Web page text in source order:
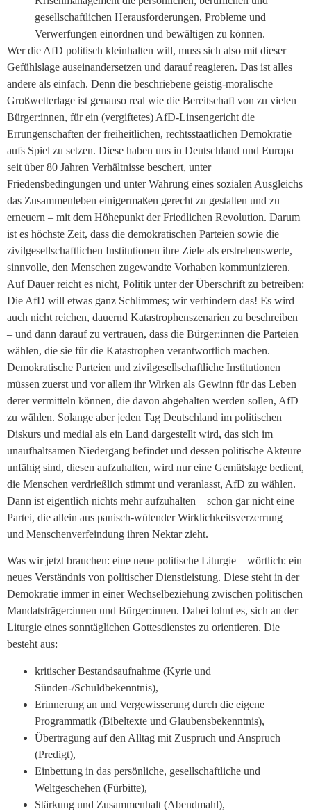
gesellschaftlichen Herausforderungen, Probleme und
Verwerfungen einordnen und bewältigen zu können.
Wer die AfD politisch kleinhalten will, muss sich also mit dieser
Gefühlslage auseinandersetzen und darauf reagieren. Das ist alles
andere als einfach. Denn die beschriebene geistig-moralische
Großwetterlage ist genauso real wie die Bereitschaft von zu vielen
Bürger:innen, für ein (vergiftetes) AfD-Linsengericht die
Errungenschaften der freiheitlichen, rechtsstaatlichen Demokratie
aufs Spiel zu setzen. Diese haben uns in Deutschland und Europa
seit über 80 Jahren Verhältnisse beschert, unter
Friedensbedingungen und unter Wahrung eines sozialen Ausgleichs
das Zusammenleben einigermaßen gerecht zu gestalten und zu
erneuern – mit dem Höhepunkt der Friedlichen Revolution. Darum
ist es höchste Zeit, dass die demokratischen Parteien sowie die
zivilgesellschaftlichen Institutionen ihre Ziele als erstrebenswerte,
sinnvolle, den Menschen zugewandte Vorhaben kommunizieren.
Auf Dauer reicht es nicht, Politik unter der Überschrift zu betreiben:
Die AfD will etwas ganz Schlimmes; wir verhindern das! Es wird
auch nicht reichen, dauernd Katastrophenszenarien zu beschreiben
– und dann darauf zu vertrauen, dass die Bürger:innen die Parteien
wählen, die sie für die Katastrophen verantwortlich machen.
Demokratische Parteien und zivilgesellschaftliche Institutionen
müssen zuerst und vor allem ihr Wirken als Gewinn für das Leben
derer vermitteln können, die davon abgehalten werden sollen, AfD
zu wählen. Solange aber jeden Tag Deutschland im politischen
Diskurs und medial als ein Land dargestellt wird, das sich im
unaufhaltsamen Niedergang befindet und dessen politische Akteure
unfähig sind, diesen aufzuhalten, wird nur eine Gemütslage bedient,
die Menschen verdrießlich stimmt und veranlasst, AfD zu wählen.
Dann ist eigentlich nichts mehr aufzuhalten – schon gar nicht eine
Partei, die allein aus panisch-wütender Wirklichkeitsverzerrung
und Menschenverfeindung ihren Nektar zieht.
Was wir jetzt brauchen: eine neue politische Liturgie – wörtlich: ein
neues Verständnis von politischer Dienstleistung. Diese steht in der
Demokratie immer in einer Wechselbeziehung zwischen politischen
Mandatsträger:innen und Bürger:innen. Dabei lohnt es, sich an der
Liturgie eines sonntäglichen Gottesdienstes zu orientieren. Die
besteht aus:
kritischer Bestandsaufnahme (Kyrie und
Sünden-/Schuldbekenntnis),
Erinnerung an und Vergewisserung durch die eigene
Programmatik (Bibeltexte und Glaubensbekenntnis),
Übertragung auf den Alltag mit Zuspruch und Anspruch
(Predigt),
Einbettung in das persönliche, gesellschaftliche und
Weltgeschehen (Fürbitte),
Stärkung und Zusammenhalt (Abendmahl),